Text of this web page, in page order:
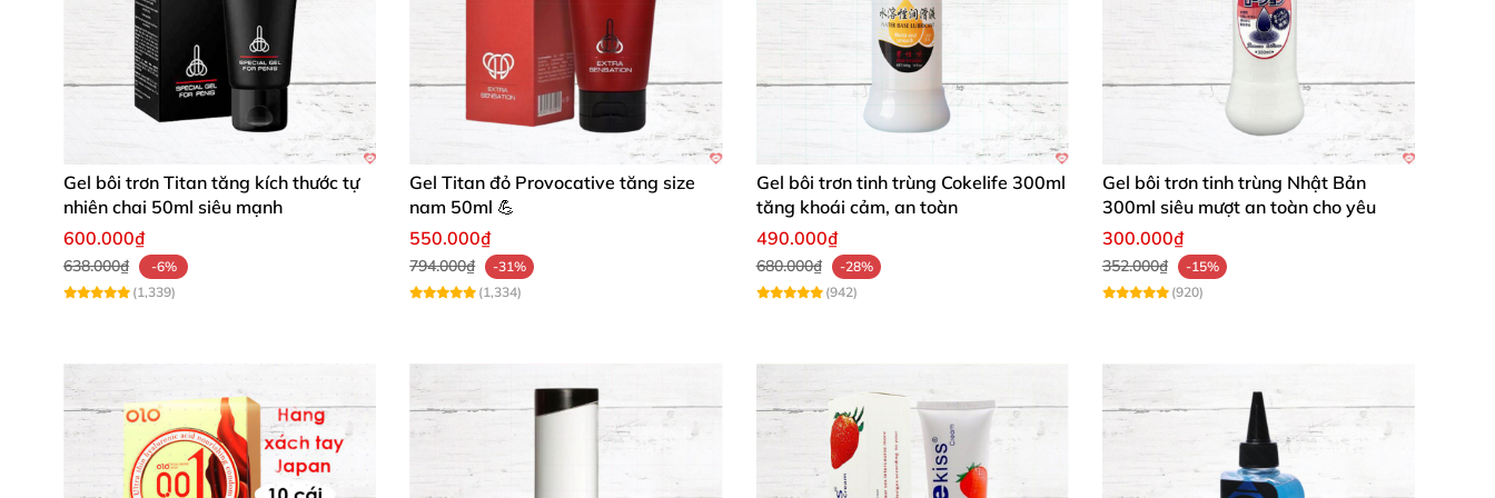
Gel bôi trơn Titan tăng kích thước tự
nhiên chai 50ml siêu mạnh
600.000₫
638.000₫
-6%
(1,339)
Gel Titan đỏ Provocative tăng size
nam 50ml 💪
550.000₫
794.000₫
-31%
(1,334)
Gel bôi trơn tinh trùng Cokelife 300ml
tăng khoái cảm, an toàn
490.000₫
680.000₫
-28%
(942)
Gel bôi trơn tinh trùng Nhật Bản
300ml siêu mượt an toàn cho yêu
300.000₫
352.000₫
-15%
(920)